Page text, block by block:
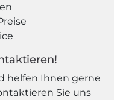
helfen Ihnen gerne
Sie uns